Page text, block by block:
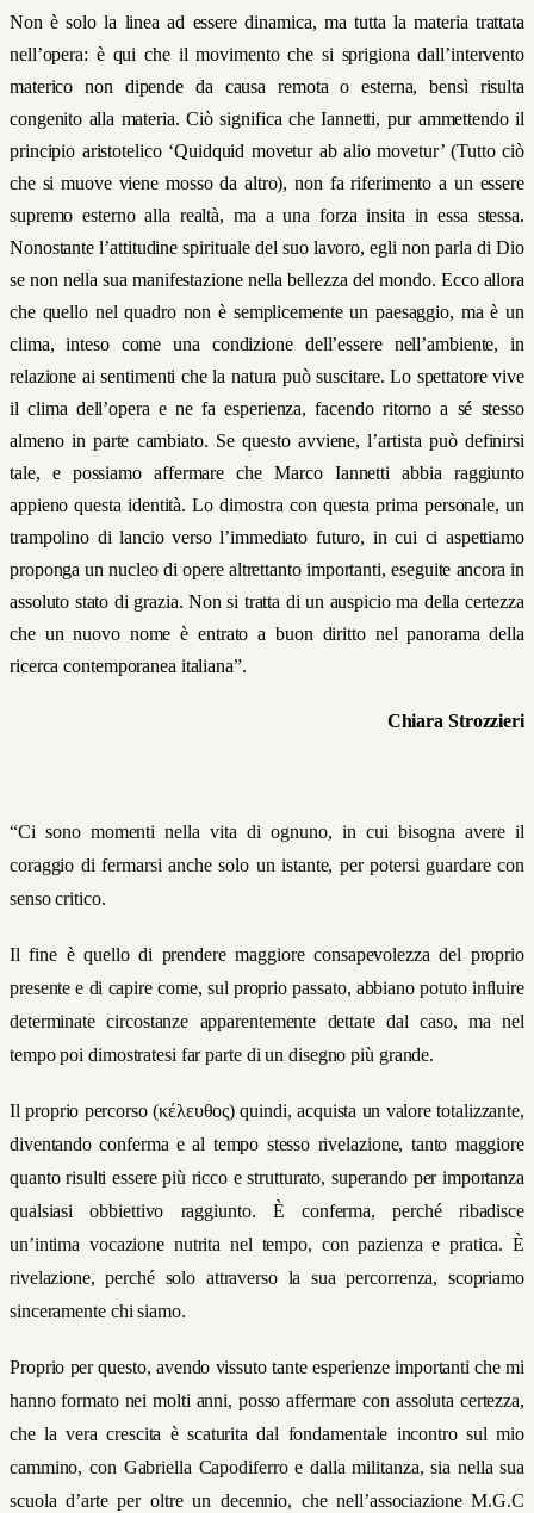
Non è solo la linea ad essere dinamica, ma tutta la materia trattata
nell’opera: è qui che il movimento che si sprigiona dall’intervento
materico non dipende da causa remota o esterna, bensì risulta
congenito alla materia. Ciò significa che Iannetti, pur ammettendo il
principio aristotelico ‘Quidquid movetur ab alio movetur’ (Tutto ciò
che si muove viene mosso da altro), non fa riferimento a un essere
supremo esterno alla realtà, ma a una forza insita in essa stessa.
Nonostante l’attitudine spirituale del suo lavoro, egli non parla di Dio
se non nella sua manifestazione nella bellezza del mondo. Ecco allora
che quello nel quadro non è semplicemente un paesaggio, ma è un
clima, inteso come una condizione dell’essere nell’ambiente, in
relazione ai sentimenti che la natura può suscitare. Lo spettatore vive
il clima dell’opera e ne fa esperienza, facendo ritorno a sé stesso
almeno in parte cambiato. Se questo avviene, l’artista può definirsi
tale, e possiamo affermare che Marco Iannetti abbia raggiunto
appieno questa identità. Lo dimostra con questa prima personale, un
trampolino di lancio verso l’immediato futuro, in cui ci aspettiamo
proponga un nucleo di opere altrettanto importanti, eseguite ancora in
assoluto stato di grazia. Non si tratta di un auspicio ma della certezza
che un nuovo nome è entrato a buon diritto nel panorama della
ricerca contemporanea italiana”.
Chiara Strozzieri
“Ci sono momenti nella vita di ognuno, in cui bisogna avere il
coraggio di fermarsi anche solo un istante, per potersi guardare con
senso critico.
Il fine è quello di prendere maggiore consapevolezza del proprio
presente e di capire come, sul proprio passato, abbiano potuto influire
determinate circostanze apparentemente dettate dal caso, ma nel
tempo poi dimostratesi far parte di un disegno più grande.
Il proprio percorso (κέλευθος) quindi, acquista un valore totalizzante,
diventando conferma e al tempo stesso rivelazione, tanto maggiore
quanto risulti essere più ricco e strutturato, superando per importanza
qualsiasi obbiettivo raggiunto. È conferma, perché ribadisce
un’intima vocazione nutrita nel tempo, con pazienza e pratica. È
rivelazione, perché solo attraverso la sua percorrenza, scopriamo
sinceramente chi siamo.
Proprio per questo, avendo vissuto tante esperienze importanti che mi
hanno formato nei molti anni, posso affermare con assoluta certezza,
che la vera crescita è scaturita dal fondamentale incontro sul mio
cammino, con Gabriella Capodiferro e dalla militanza, sia nella sua
scuola d’arte per oltre un decennio, che nell’associazione M.G.C